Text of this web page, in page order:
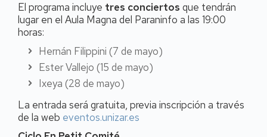
El programa incluye tres conciertos que tendrán
lugar en el Aula Magna del Paraninfo a las 19:00
horas:
Hernán Filippini (7 de mayo)
Ester Vallejo (15 de mayo)
Ixeya (28 de mayo)
La entrada será gratuita, previa inscripción a través
de la web eventos.unizar.es